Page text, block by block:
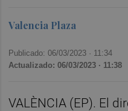
Valencia Plaza
Publicado: 06/03/2023 · 11:34
Actualizado: 06/03/2023 · 11:38
VALÈNCIA (EP). El